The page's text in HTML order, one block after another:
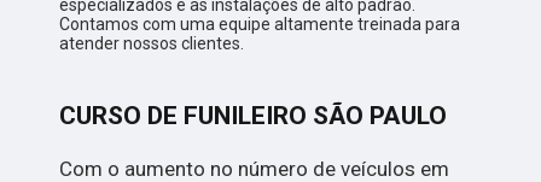
especializados e as instalações de alto padrão.
Contamos com uma equipe altamente treinada para
atender nossos clientes.
CURSO DE FUNILEIRO SÃO PAULO
Com o aumento no número de veículos em